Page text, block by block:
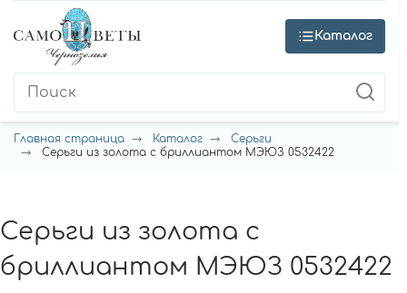
Каталог
Главная страница Каталог
Серьги
Серьги из золота с бриллиантом МЭЮЗ 0532422
Серьги из золота с
бриллиантом МЭЮЗ 0532422